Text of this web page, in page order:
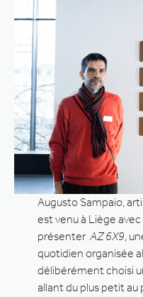
Augusto Sampaio,
est venu à Liège
présenter AZ 6X9,
quotidien organisée
délibérément choisi
allant du plus petit au